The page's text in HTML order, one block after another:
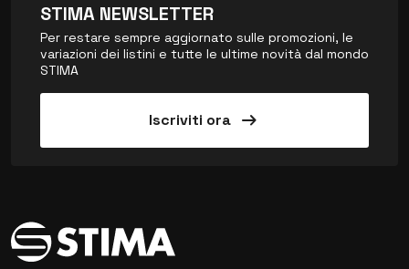
STIMA NEWSLETTER
Per restare sempre aggiornato sulle promozioni, le
variazioni dei listini e tutte le ultime novità dal mondo
STIMA
Iscriviti ora arrow_right_alt